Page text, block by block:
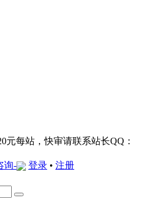
元每站，快审请联系站长QQ：
询- 登录 • 注册